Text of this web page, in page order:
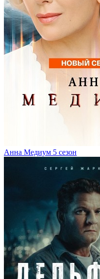
Анна Медиум 5 сезон